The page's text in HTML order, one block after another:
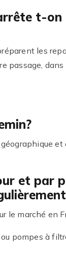
t-on
les
passage,
et par
le marché en
pompes à